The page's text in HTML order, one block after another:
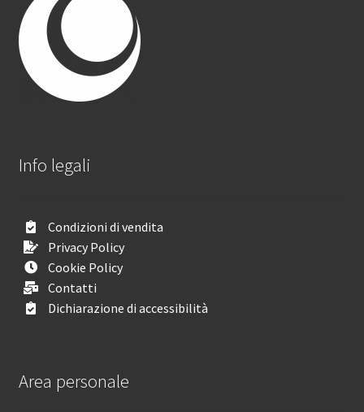
Info legali
Condizioni di vendita
Privacy Policy
Cookie Policy
Contatti
Dichiarazione di accessibilità
Area personale